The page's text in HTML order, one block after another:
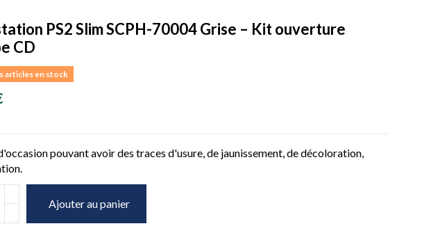
PS2 Slim SCPH-70004 Grise – Kit ouverture
CD
articles en stock
pouvant avoir des traces d'usure, de jaunissement, de décoloration,
Ajouter au panier